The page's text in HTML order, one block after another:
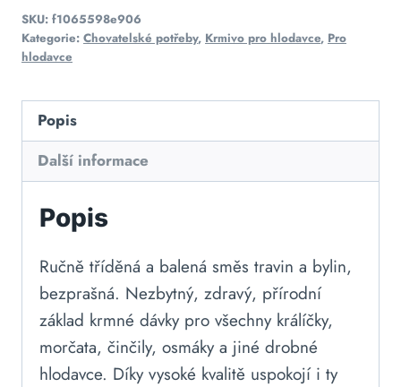
SKU: f1065598e906
Kategorie: Chovatelské potřeby, Krmivo pro hlodavce, Pro
hlodavce
Popis
Další informace
Popis
Ručně tříděná a balená směs travin a bylin,
bezprašná. Nezbytný, zdravý, přírodní
základ krmné dávky pro všechny králíčky,
morčata, činčily, osmáky a jiné drobné
hlodavce. Díky vysoké kvalitě uspokojí i ty